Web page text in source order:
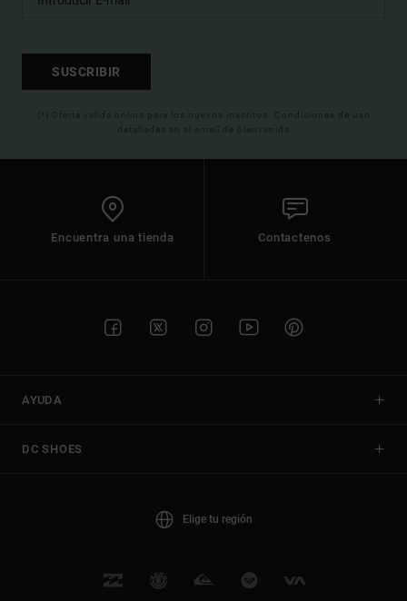
SUSCRIBIR
(*) Oferta valida online para los nuevos inscritos. Condiciones de uso
detalladas en el email de bienvenida
Encuentra una tienda Contactenos
AYUDA
DC SHOES
Elige tu región